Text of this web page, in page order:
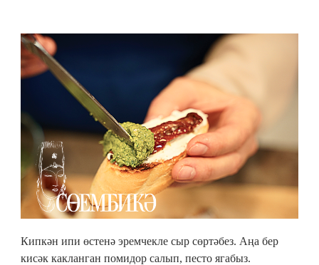
Кипкән ипи өстенә эремчекле сыр сөртәбез. Аңа бер
кисәк какланган помидор салып, песто ягабыз.